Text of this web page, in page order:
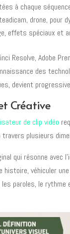
à chaque
drone, pour
effets spéciaux et
Resolve, Adobe
des
devient
Créative
de clip vidéo
plusieurs
qui résonne
histoire, véhiculer
paroles, le